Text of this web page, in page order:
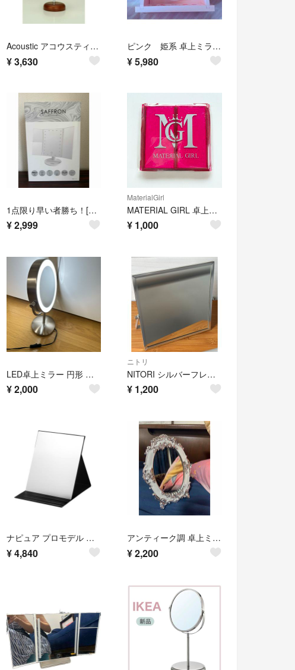
Acoustic アコウスティック スタンドミラー AC-6S
¥3,630
ピンク 姫系 卓上ミラー リボン
¥5,980
1点限り早い者勝ち！[新品未使用品]SAFFRON LEDライト付き卓上ミラー
¥2,999
MaterialGirl
MATERIAL GIRL 卓上ミラー 折りたたみ式 ピンク
¥ 1,000
LED卓上ミラー 円形 スタンドミラー メイクアップミラー
¥2,000
ニトリ
NITORI シルバーフレーム 卓上ミラー スタンドミラー
¥ 1,200
ナピュア プロモデル 角度調整3段付き 折立ミラー エコ 3Lサイズ
¥4,840
アンティーク調 卓上ミラー 楕円形 姫系 ロココ調 シルバー スタンドミラー
¥2,200